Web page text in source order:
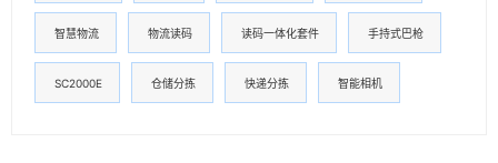
智慧物流 物流读码 读码一体化套件 手持式巴枪
SC2000E 仓储分拣 快递分拣 智能相机